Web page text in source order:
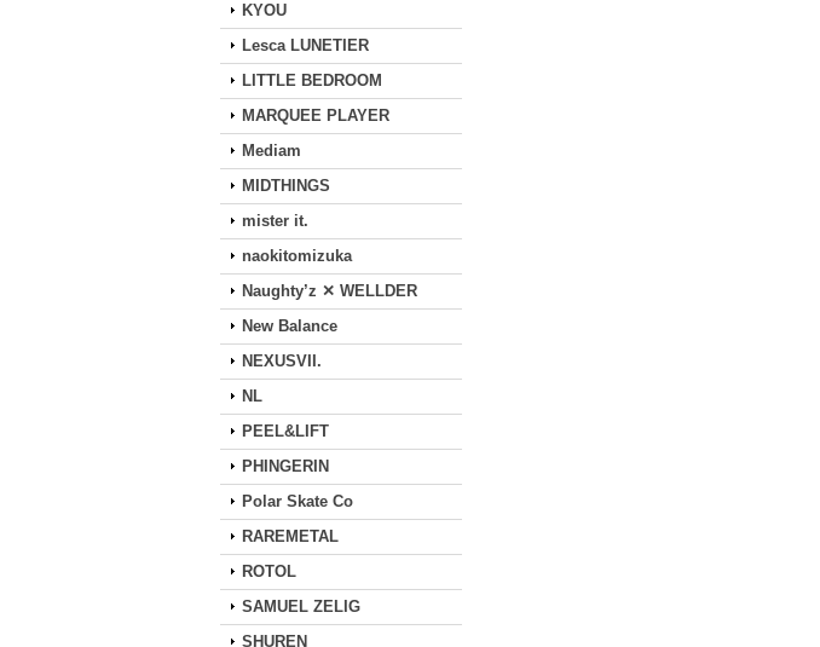
KYOU
Lesca LUNETIER
LITTLE BEDROOM
MARQUEE PLAYER
Mediam
MIDTHINGS
mister it.
naokitomizuka
Naughty’z ✕ WELLDER
New Balance
NEXUSVII.
NL
PEEL&LIFT
PHINGERIN
Polar Skate Co
RAREMETAL
ROTOL
SAMUEL ZELIG
SHUREN